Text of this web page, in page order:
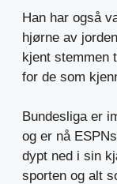
Han har også
hjørne av
kjent stemmen
for de som
Bundesliga er
og er nå
dypt ned i sin
sporten og alt